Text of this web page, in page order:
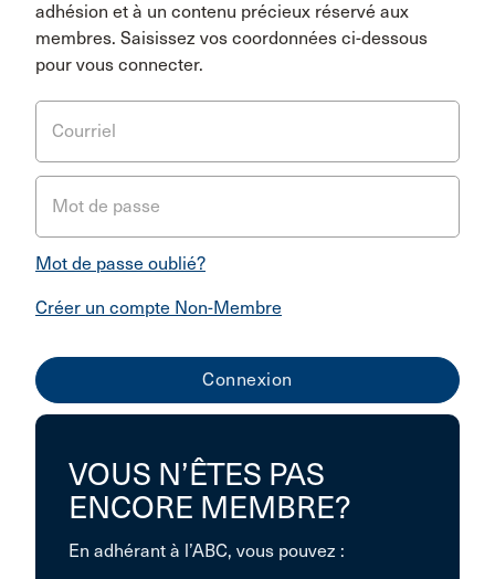
adhésion et à un contenu précieux réservé aux
membres. Saisissez vos coordonnées ci-dessous
pour vous connecter.
Courriel
Mot de passe
Mot de passe oublié?
Créer un compte Non-Membre
VOUS N’ÊTES PAS
ENCORE MEMBRE?
En adhérant à l’ABC, vous pouvez :